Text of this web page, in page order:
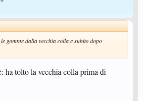
gomme dalla vecchia colla e subito dopo
ha tolto la vecchia colla prima di